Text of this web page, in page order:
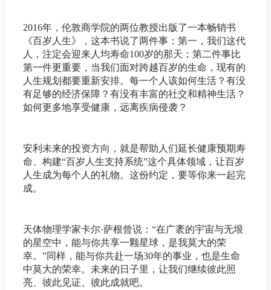
2016年，伦敦商学院的两位教授出版了一本畅销书
《百岁人生》，这本书说了两件事：第一，我们这代
人，注定会迎来人均寿命100岁的那天；第二件事比
第一件更重要，当我们面对跨越百岁的生命，现有的
人生规划都要重新安排。每一个人该如何生活？有没
有足够的经济保障？有没有丰富的社交和精神生活？
如何更多地享受健康，远离疾病侵袭？
安利未来的投资方向，就是帮助人们延长健康预期寿
命、构建“百岁人生支持系统”这个具体领域，让百岁
人生成为每个人的礼物。这份约定，要等你来一起完
成。
天体物理学家卡尔·萨根曾说：“在广袤的宇宙与无垠
的星空中，能与你共享一颗星球，是我莫大的荣
幸。”同样，能与你共赴一场30年的事业，也是生命
中莫大的荣幸。未来的日子里，让我们继续彼此照
亮、彼此见证、彼此成就吧。